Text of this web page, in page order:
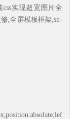
css实现超宽图片全
,全屏模板框架,sn-